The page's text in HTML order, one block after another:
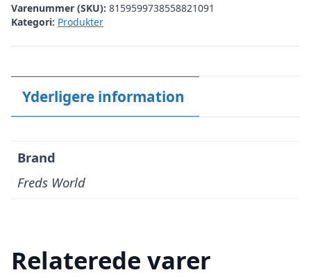
Varenummer (SKU): 8159599738558821091
Kategori: Produkter
Yderligere information
Brand
Freds World
Relaterede varer